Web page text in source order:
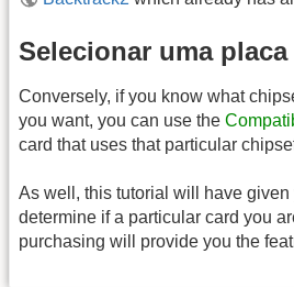
Selecionar uma placa
Conversely, if you know what
you want, you can use the
card that uses that particular
As well, this tutorial will have
determine if a particular card you
purchasing will provide you the